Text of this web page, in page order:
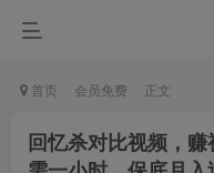
首页 会员免费 正文
回忆杀对比视频，